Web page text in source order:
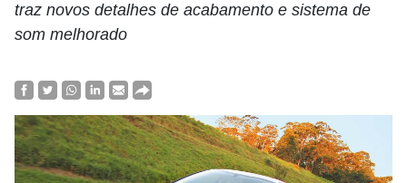
traz novos detalhes de acabamento e sistema de
som melhorado